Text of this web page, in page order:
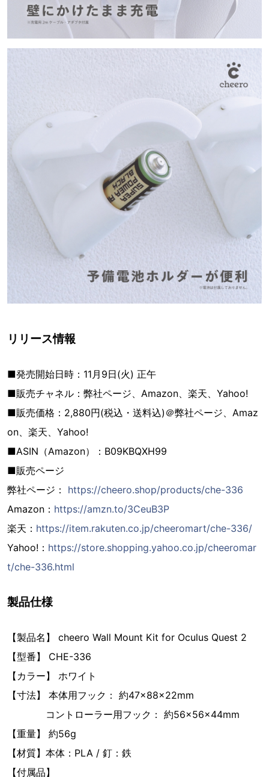
リリース情報
■発売開始日時：11月9日(火) 正午
■販売チャネル：弊社ページ、Amazon、楽天、Yahoo!
■販売価格：2,880円(税込・送料込)＠弊社ページ、Amaz
on、楽天、Yahoo!
■ASIN（Amazon）：B09KBQXH99
■販売ページ
弊社ページ： https://cheero.shop/products/che-336
Amazon： https://amzn.to/3CeuB3P
楽天： https://item.rakuten.co.jp/cheeromart/che-336/
Yahoo!： https://store.shopping.yahoo.co.jp/cheeromar
t/che-336.html
製品仕様
【製品名】 cheero Wall Mount Kit for Oculus Quest 2
【型番】 CHE-336
【カラー】 ホワイト
【寸法】 本体用フック： 約47×88×22mm
コントローラー用フック： 約56×56×44mm
【重量】 約56g
【材質】本体：PLA / 釘：鉄
【付属品】